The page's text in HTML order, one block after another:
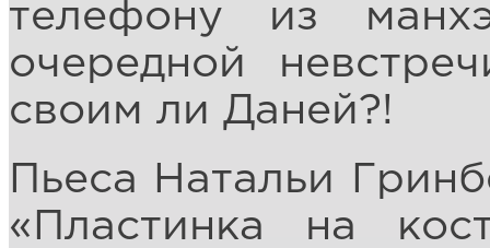
телефону из
очередной
своим ли Даней?!
Пьеса Натальи
«Пластинка на